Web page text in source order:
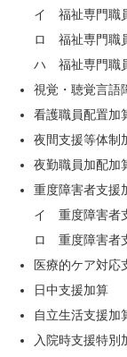
イ 福祉専門職
ロ 福祉専門職
ハ 福祉専門職
視覚・聴覚言
看護職員配置
夜間支援等体制
夜勤職員加配
重度障害者支援
イ 重度障害者
ロ 重度障害者
医療的ケア対
日中支援加算
自立生活支援
入院時支援特別